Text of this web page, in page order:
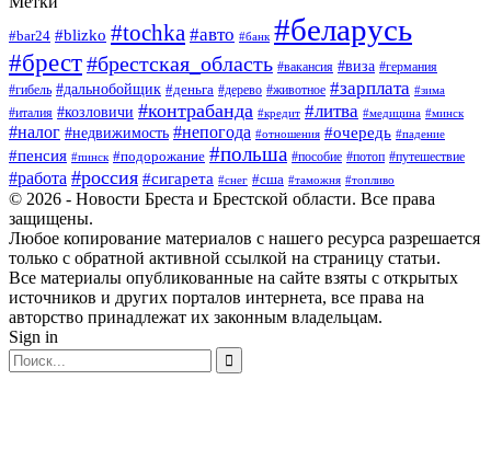
#bar24 #blizko #tochka #авто #банк #беларусь
#брест#брестская_область #вакансия #виза #германия
#гибель #дальнобойщик #деньга #дерево #животное #зарплата #зима
#италия #козловичи #контрабанда #кредит #литва #медицина #минск
#налог #недвижимость #непогода #отношения #очередь #падение
#пенсия #пинск #подорожание #польша #пособие #потоп #путешествие
#работа #россия #сигарета #снег #сша #таможня #топливо
© 2026 - Новости Бреста и Брестской области. Все права
защищены.
Любое копирование материалов с нашего ресурса разрешается
только с обратной активной ссылкой на страницу статьи.
Все материалы опубликованные на сайте взяты с открытых
источников и других порталов интернета, все права на
авторство принадлежат их законным владельцам.
Sign in